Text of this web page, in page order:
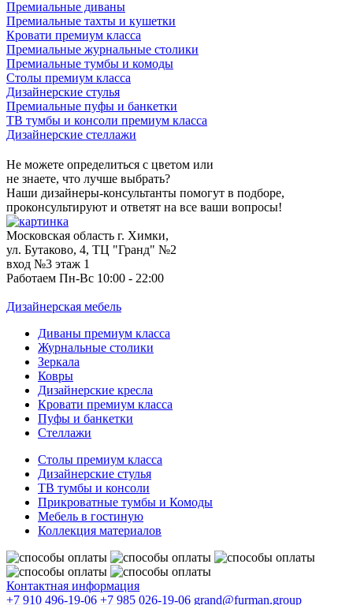
Премиальные диваны
Премиальные тахты и кушетки
Кровати премиум класса
Премиальные журнальные столики
Премиальные тумбы и комоды
Столы премиум класса
Дизайнерские стулья
Премиальные пуфы и банкетки
ТВ тумбы и консоли премиум класса
Дизайнерские стеллажи
Не можете определиться с цветом или
не знаете, что лучше выбрать?
Наши дизайнеры-консультанты помогут в подборе,
проконсультируют и ответят на все ваши вопросы!
Московская область г. Химки,
ул. Бутаково, 4, ТЦ "Гранд" №2
вход №3 этаж 1
Работаем Пн-Вс 10:00 - 22:00
Дизайнерская мебель
Диваны премиум класса
Журнальные столики
Зеркала
Ковры
Дизайнерские кресла
Кровати премиум класса
Пуфы и банкетки
Стеллажи
Столы премиум класса
Дизайнерские стулья
ТВ тумбы и консоли
Прикроватные тумбы и Комоды
Мебель в гостиную
Коллекция материалов
Контактная информация
+7 910 496-19-06 +7 985 026-19-06 grand@furman.group